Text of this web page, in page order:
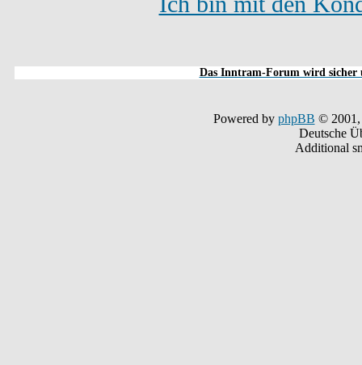
Das Inntram-Forum wird sicher
Powered by phpBB © 2001,
Deutsche
Additional